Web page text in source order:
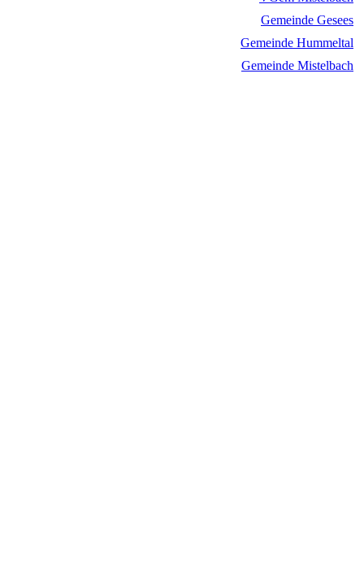
Gemeinde Gesees
Gemeinde Hummeltal
Gemeinde Mistelbach